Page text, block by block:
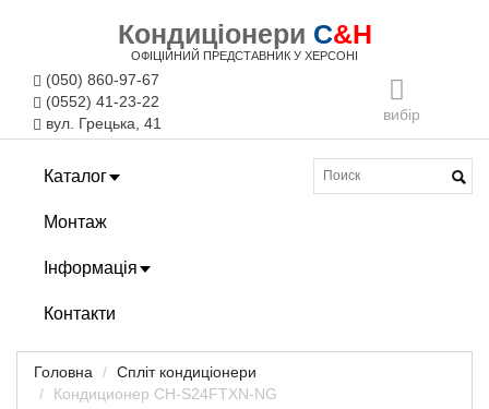
Кондиціонери C&H
ОФІЦІЙНИЙ ПРЕДСТАВНИК У ХЕРСОНІ
вибір
(050) 860-97-67
(0552) 41-23-22
вул. Грецька, 41
Каталог
Монтаж
Інформація
Контакти
Головна
Спліт кондиціонери
Кондиционер CH-S24FTXN-NG